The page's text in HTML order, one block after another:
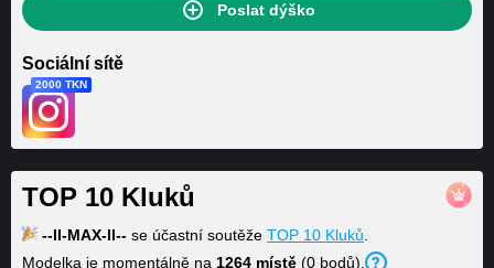
Poslat dýško
Sociální sítě
2000 TKN
TOP 10 Kluků
--lI-MAX-ll-- se účastní soutěže TOP 10 Kluků
Modelka je momentálně na 1264 místě (0 bodů).